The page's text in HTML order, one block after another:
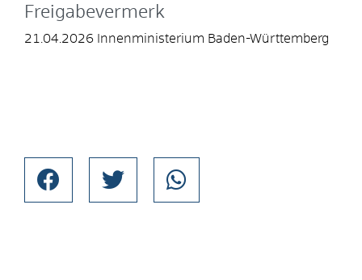
Freigabevermerk
21.04.2026 Innenministerium Baden-Württemberg